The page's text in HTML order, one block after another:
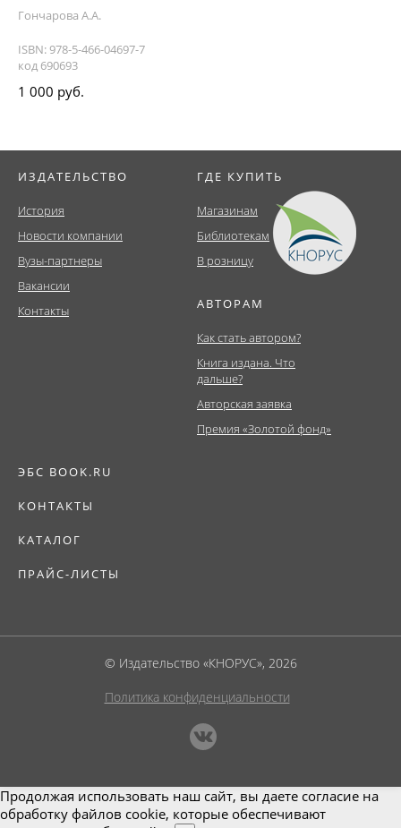
Гончарова А.А.
ISBN: 978-5-466-04697-7
код 690693
1 000 руб.
ИЗДАТЕЛЬСТВО
История
Новости компании
Вузы-партнеры
Вакансии
Контакты
ГДЕ КУПИТЬ
Магазинам
Библиотекам
В розницу
АВТОРАМ
Как стать автором?
Книга издана. Что
дальше?
Авторская заявка
Премия «Золотой фонд»
ЭБС BOOK.RU
КОНТАКТЫ
КАТАЛОГ
ПРАЙС-ЛИСТЫ
© Издательство «КНОРУС», 2026
Политика конфиденциальности
Продолжая использовать наш сайт, вы даете согласие на
обработку файлов cookie, которые обеспечивают